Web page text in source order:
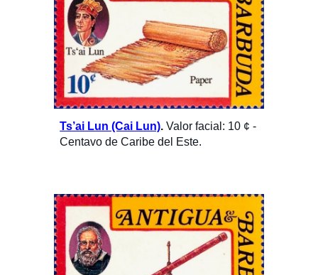
Ts’ai Lun (Cai Lun). Valor facial: 10 ¢ -
Centavo de Caribe del Este.